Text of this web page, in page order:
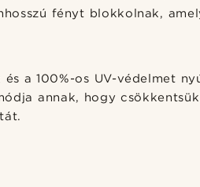
fényt blokkolnak,
a 100%-os UV-védelmet
annak, hogy